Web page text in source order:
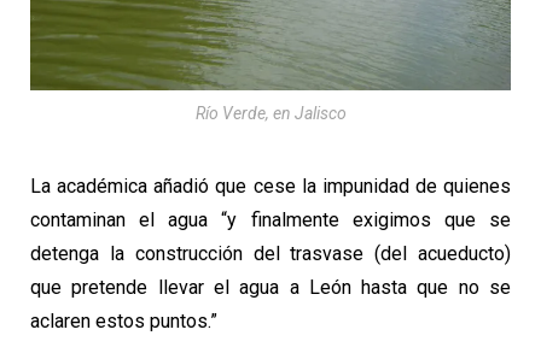
Río Verde, en Jalisco
La académica añadió que cese la impunidad de quienes
contaminan el agua “y finalmente exigimos que se
detenga la construcción del trasvase (del acueducto)
que pretende llevar el agua a León hasta que no se
aclaren estos puntos.”